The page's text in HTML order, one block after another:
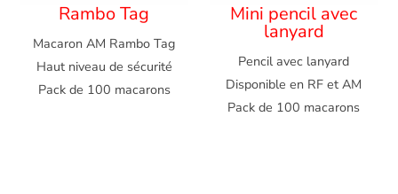
Rambo Tag
Macaron AM Rambo Tag
Haut niveau de sécurité
Pack de 100 macarons
Mini pencil avec
lanyard
Pencil avec lanyard
Disponible en RF et AM
Pack de 100 macarons